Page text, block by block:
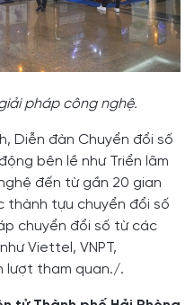
pháp công nghệ.
Diễn đàn Chuyển đổi số
bên lề như Triển lãm
đến từ gần 20 gian
thành tựu chuyển đổi số
chuyển đổi số từ các
Viettel, VNPT,
lượt tham quan./.